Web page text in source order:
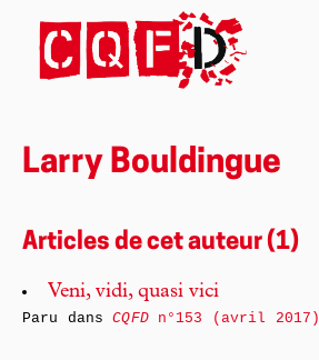
Larry Bouldingue
Articles de cet auteur (1)
Veni, vidi, quasi vici
Paru dansCQFDn°153 (avril 2017)